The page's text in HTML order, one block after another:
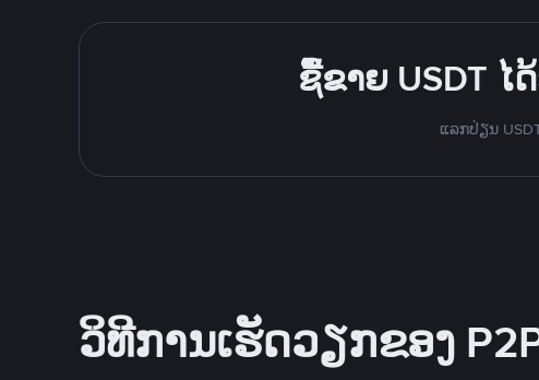
ຊື້ຂາຍ USDT ໄ
ແລກປ່ຽນ
ວິທີການເຮັດວຽກຂອງ